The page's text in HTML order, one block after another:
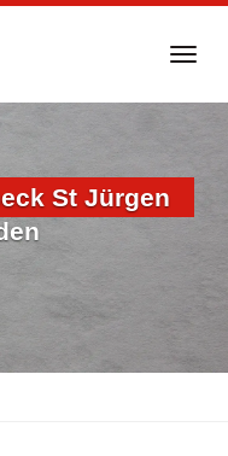
St Jürgen